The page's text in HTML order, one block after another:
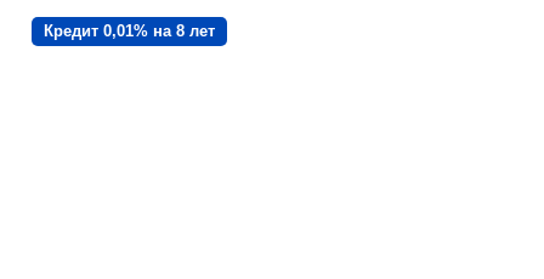
Кредит 0,01% на 8 лет